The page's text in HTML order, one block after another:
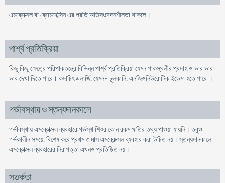
এমব্রোক্সল বা ব্রোমহেক্সিন এর প্রতি অতিসংবেদনশীলতা থাকলে।
পার্শ্ব প্রতিক্রিয়া
কিছু কিছু ক্ষেত্রে পরিপাকতন্ত্রে বিভিন্ন পার্শ্ব প্রতিক্রিয়া যেমন পাকস্থলীর প্রদাহ ও ভার ভার
ভাব দেখা দিতে পারে। কদাচিৎ এলার্জি, যেমন- চুলকানি, এনজিওনিউরোটিক ইডেমা হতে পারে ।
গর্ভাবস্থায় ও স্তন্যদানকালে
গর্ভাবস্থায় এমব্রোক্সল ব্যবহারে গর্ভস্থ শিশুর কোন রকম ক্ষতির তথ্য পাওয়া যায়নি। তবুও
গর্ভকালীন সময়ে, বিশেষ করে প্রথম ৩ মাস এমব্রোক্সল ব্যবহার করা উচিত নয়। স্তন্যদানকালে
এমব্রোক্সল ব্যবহারের নিরাপত্তা এখনও প্রতিষ্ঠিত নয়।
সতর্কতা